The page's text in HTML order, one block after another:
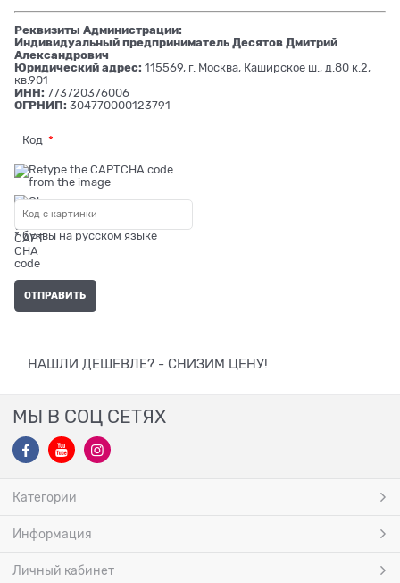
Реквизиты Администрации:
Индивидуальный предприниматель Десятов Дмитрий
Александрович
Юридический адрес: 115569, г. Москва, Каширское ш., д.80 к.2,
кв.901
ИНН: 773720376006
ОГРНИП: 304770000123791
Код
* буквы на русском языке
НАШЛИ ДЕШЕВЛЕ? - СНИЗИМ ЦЕНУ!
МЫ В СОЦ СЕТЯХ
Категории
Информация
Личный кабинет